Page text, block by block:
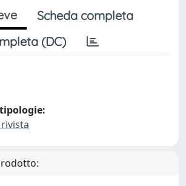
Scheda completa
(DC)